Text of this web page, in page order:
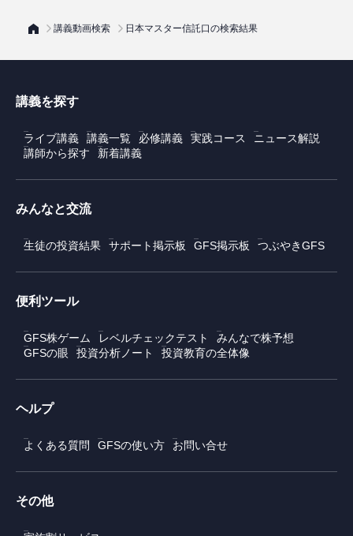
講義動画検索 日本マスター信託口の検索結果
講義を探す
ライブ講義 講義一覧 必修講義 実践コース
ニュース解説
講師から探す
新着講義
みんなと交流
生徒の投資結果 サポート掲示板 GFS掲示板 つぶやきGFS
便利ツール
GFS株ゲーム レベルチェックテスト
みんなで株予想
GFSの眼
投資分析ノート 投資教育の全体像
ヘルプ
よくある質問 GFSの使い方 お問い合せ
その他